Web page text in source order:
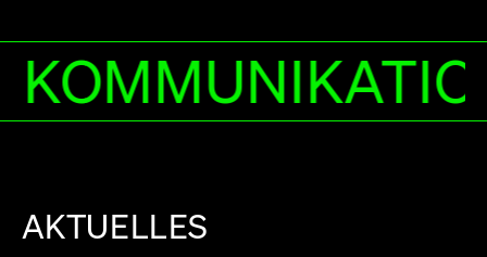
AKTUELLES